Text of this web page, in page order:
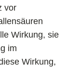
vor
Wirkung, sie
im
Wirkung,